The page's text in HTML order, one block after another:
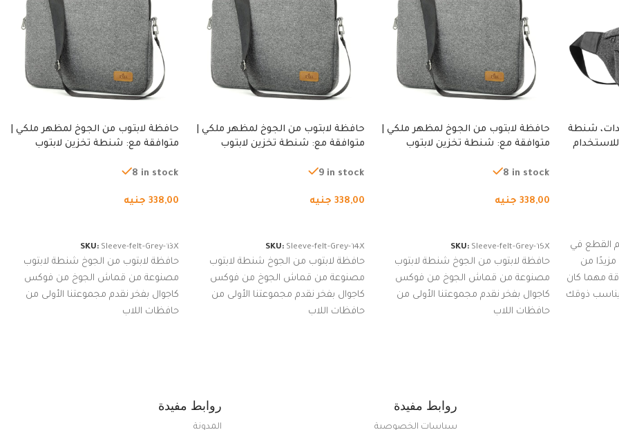
شنطة
القطع في
من
مهما كان
يناسب ذوقك
حافظة لابتوب من الجوخ لمظهر ملكي |
متوافقة مع: شنطة تخزين لابتوب
من الجوخ لجهاز نوت بوك والتابلت،
8 in stock
338,00 جنيه
SKU: Sleeve-felt-Grey-15X
حافظة لابتوب من الجوخ شنطة لابتوب
مصنوعة من قماش الجوخ من فوكس
كاجوال بفخر نقدم مجموعتنا الأولى من
حافظات اللاب
حافظة لابتوب من الجوخ لمظهر ملكي |
متوافقة مع: شنطة تخزين لابتوب
من الجوخ لجهاز نوت بوك والتابلت،
9 in stock
338,00 جنيه
SKU: Sleeve-felt-Grey-14X
حافظة لابتوب من الجوخ شنطة لابتوب
مصنوعة من قماش الجوخ من فوكس
كاجوال بفخر نقدم مجموعتنا الأولى من
حافظات اللاب
حافظة لابتوب من الجوخ لمظهر ملكي |
متوافقة مع: شنطة تخزين لابتوب
من الجوخ لجهاز نوت بوك والتابلت،
8 in stock
338,00 جنيه
SKU: Sleeve-felt-Grey-13X
حافظة لابتوب من الجوخ شنطة لابتوب
مصنوعة من قماش الجوخ من فوكس
كاجوال بفخر نقدم مجموعتنا الأولى من
حافظات اللاب
روابط مفيدة
سياسات الخصوصية
روابط مفيدة
المدونة